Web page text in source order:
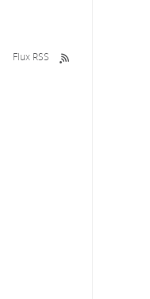
Flux RSS